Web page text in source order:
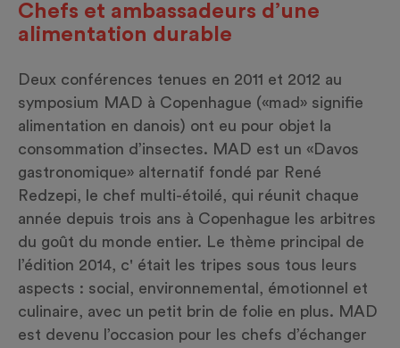
Chefs et ambassadeurs d’une
alimentation durable
Deux conférences tenues en 2011 et 2012 au
symposium MAD à Copenhague («mad» signifie
alimentation en danois) ont eu pour objet la
consommation d’insectes. MAD est un «Davos
gastronomique» alternatif fondé par René
Redzepi, le chef multi-étoilé, qui réunit chaque
année depuis trois ans à Copenhague les arbitres
du goût du monde entier. Le thème principal de
l’édition 2014, c' était les tripes sous tous leurs
aspects : social, environnemental, émotionnel et
culinaire, avec un petit brin de folie en plus. MAD
est devenu l’occasion pour les chefs d’échanger